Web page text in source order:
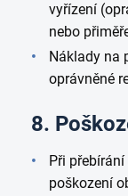
vyřízení
nebo
Náklady na
oprávněné
8.
Při
poškození